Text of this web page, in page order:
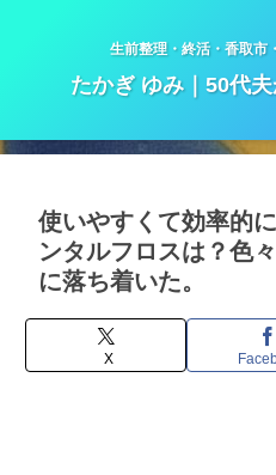
生前整理・終活・香取市
たかぎ ゆみ｜50代
使いやすくて効率的
ンタルフロスは？色
に落ち着いた。
X